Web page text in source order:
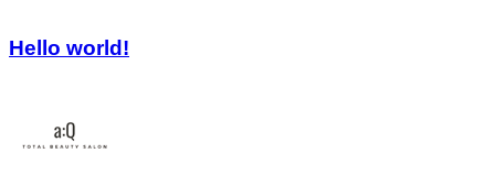
Hello world!